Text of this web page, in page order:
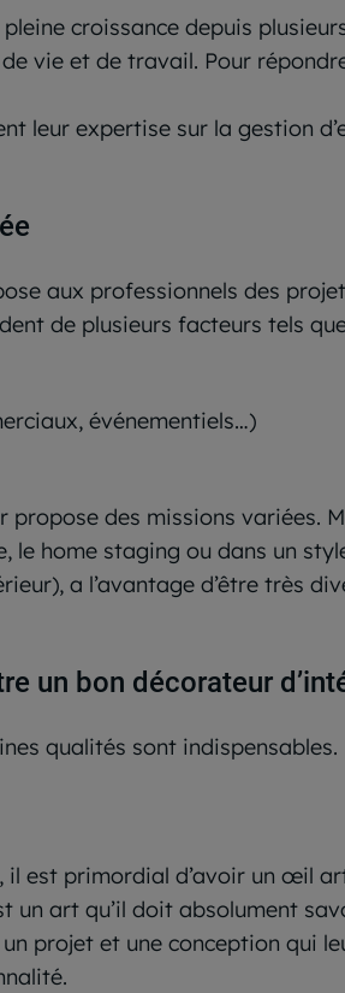
croissance depuis
vie et de travail. Pour
leur expertise sur la gestion
aux professionnels des
de plusieurs facteurs tels
événementiels…)
des missions variées.
le home staging ou dans un
a l’avantage d’être très
un bon décorateur
qualités sont indispensables.
il est primordial d’avoir un œil
un art qu’il doit absolument
projet et une conception qui